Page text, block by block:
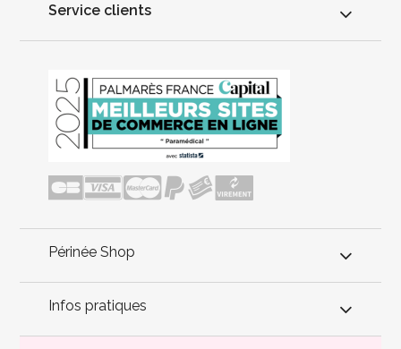
Service clients
Périnée Shop
Infos pratiques